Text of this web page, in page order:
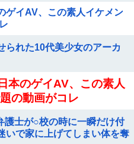
ゲイAV、この素人イケメン
られた10代美少女のアーカ
本のゲイAV、この素人
の動画がコレ
護士が○校の時に一瞬だけ付
いで家に上げてしまい体を奪